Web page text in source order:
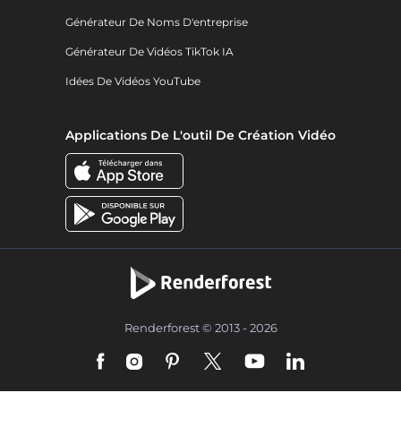
Générateur De Noms D'entreprise
Générateur De Vidéos TikTok IA
Idées De Vidéos YouTube
Applications De L'outil De Création Vidéo
Renderforest © 2013 - 2026